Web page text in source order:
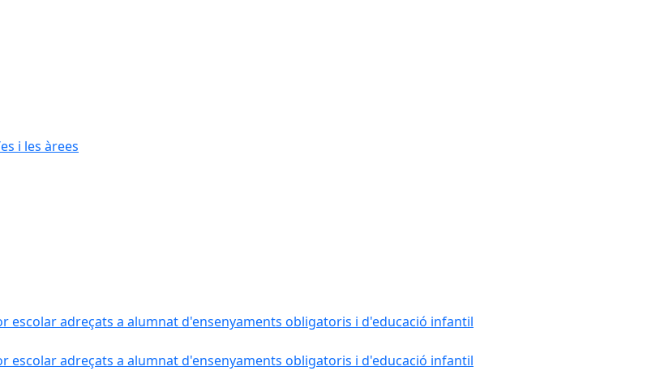
i les àrees
escolar adreçats a alumnat d'ensenyaments obligatoris i d'educació infantil
escolar adreçats a alumnat d'ensenyaments obligatoris i d'educació infantil